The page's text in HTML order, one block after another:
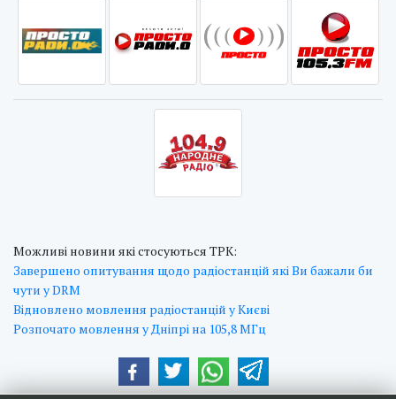
Можливі новини які стосуються ТРК:
Завершено опитування щодо радіостанцій які Ви бажали би
чути у DRM
Відновлено мовлення радіостанцій у Києві
Розпочато мовлення у Дніпрі на 105,8 МГц